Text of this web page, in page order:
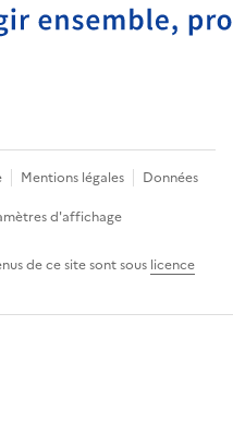
Mentions légales
Données
d'affichage
de ce site sont sous licence